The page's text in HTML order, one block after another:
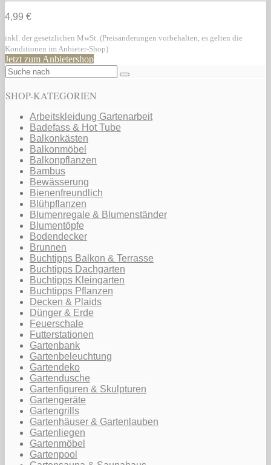
4,99 €
inkl. der gesetzlichen MwSt. (Preisänderungen vorbehalten, es gelten die
Konditionen im Anbieter-Shop)
Jetzt zum Anbietershop
SHOP-KATEGORIEN
Arbeitskleidung Gartenarbeit
Badefass & Hot Tube
Balkonkästen
Balkonmöbel
Balkonpflanzen
Bambus
Bewässerung
Bienenfreundlich
Blühpflanzen
Blumenregale & Blumenständer
Blumentöpfe
Bodendecker
Brunnen
Buchtipps Balkon & Terrasse
Buchtipps Dachgarten
Buchtipps Kleingarten
Buchtipps Pflanzen
Decken & Plaids
Dünger & Erde
Feuerschale
Futterstationen
Gartenbank
Gartenbeleuchtung
Gartendeko
Gartendusche
Gartenfiguren & Skulpturen
Gartengeräte
Gartengrills
Gartenhäuser & Gartenlauben
Gartenliegen
Gartenmöbel
Gartenpool